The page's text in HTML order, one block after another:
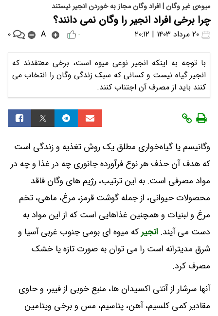
میوه‌ی غیر وگان | افراد وگان مجاز به خوردن انجیر نیستند
چرا برخی افراد انجیر را وگان نمی دانند؟
۰ A ۰
با توجه به اینکه انجیر نوعی میوه است، برخی معتقدند که
انجیر گیاه نیست و کسانی که سبک زندگی وگان را انتخاب می
کنند باید از مصرف آن اجتناب کنند.
وگانیسم یا گیاه‌خواری مطلق یک روش تغذیه و زندگی است
که هدف آن حذف هر نوع فرآورده جانوری چه در غذا و چه در
مواد مصرفی است. به این ترتیب، رژیم های وگان فاقد
محصولات حیوانی، از جمله گوشت قرمز، مرغ، ماهی، تخم
مرغ و لبنیات و همچنین غذاهایی است که از این مواد به
دست می آیند. انجیرکه میوه ای بومی جنوب غربی آسیا و
شرق مدیترانه است را می توان به صورت تازه یا خشک
مصرف کرد.
آنها سرشار از آنتی‌ اکسیدان‌ ها، منبع خوبی از فیبر، و حاوی
مقادیر کمی کلسیم، آهن، پتاسیم، مس و برخی ویتامین‌